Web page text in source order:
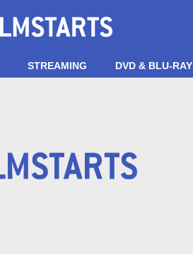
STREAMING DVD & BLU-RAY